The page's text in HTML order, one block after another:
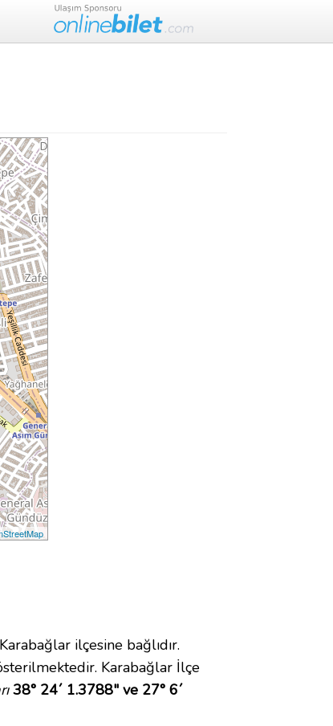
ilçesine bağlıdır.
Karabağlar İlçe
38° 24´ 1.3788" ve 27° 6´